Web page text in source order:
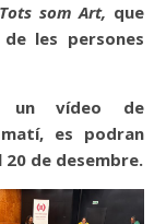
Tots som Art, que
les persones
un vídeo de
es podran
20 de desembre.